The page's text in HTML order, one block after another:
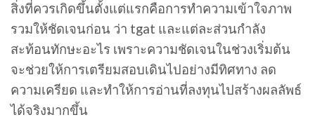
สิ่งที่ควรเกิดขึ้นตั้งแต่แรกคือการทำความเข้าใจภาพ
รวมให้ชัดเจนก่อน ว่า tgat และแต่ละส่วนกำลัง
สะท้อนทักษะอะไร เพราะความชัดเจนในช่วงเริ่มต้น
จะช่วยให้การเตรียมสอบเดินไปอย่างมีทิศทาง ลด
ความเครียด และทำให้การอ่านที่ลงทุนไปสร้างผลลัพธ์
ได้จริงมากขึ้น